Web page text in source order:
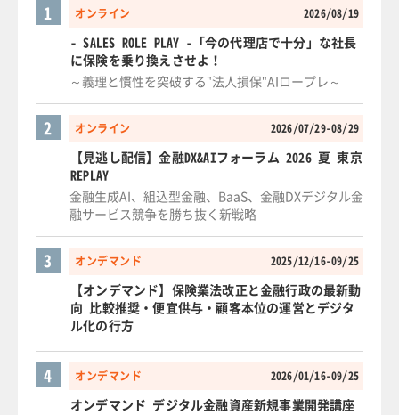
オンライン 2026/08/19
1
- SALES ROLE PLAY -「今の代理店で十分」な社長
に保険を乗り換えさせよ！
～義理と慣性を突破する"法人損保"AIロープレ～
オンライン 2026/07/29-08/29
2
【見逃し配信】金融DX&AIフォーラム 2026 夏 東京
REPLAY
金融生成AI、組込型金融、BaaS、金融DXデジタル金
融サービス競争を勝ち抜く新戦略
オンデマンド 2025/12/16-09/25
3
【オンデマンド】保険業法改正と金融行政の最新動
向 比較推奨・便宜供与・顧客本位の運営とデジタ
ル化の行方
オンデマンド 2026/01/16-09/25
4
オンデマンド デジタル金融資産新規事業開発講座